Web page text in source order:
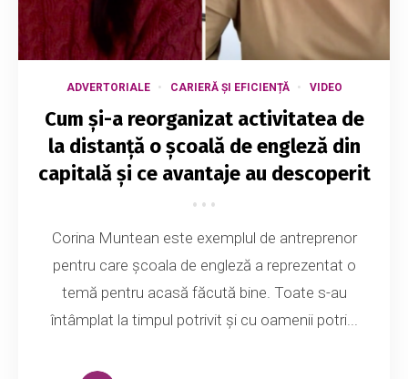
ADVERTORIALE CARIERĂ ȘI EFICIENȚĂ VIDEO
Cum și-a reorganizat activitatea de
la distanță o școală de engleză din
capitală și ce avantaje au descoperit
Corina Muntean este exemplul de antreprenor
pentru care școala de engleză a reprezentat o
temă pentru acasă făcută bine. Toate s-au
întâmplat la timpul potrivit și cu oamenii potri...